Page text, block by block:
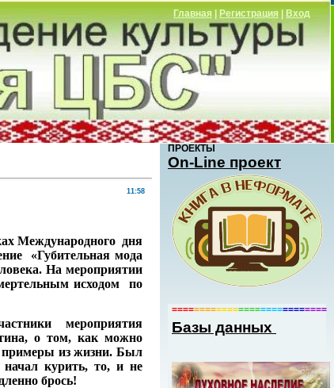
Главная Регистрация |Вход
11:58
Международного дня
«Губительная мода
На мероприятии
исходом по
мероприятия
о том, как можно
примеры из жизни. Был
курить, то, и не
брось!
ПРОЕКТЫ
Оn-Line проект
============================
Базы данных